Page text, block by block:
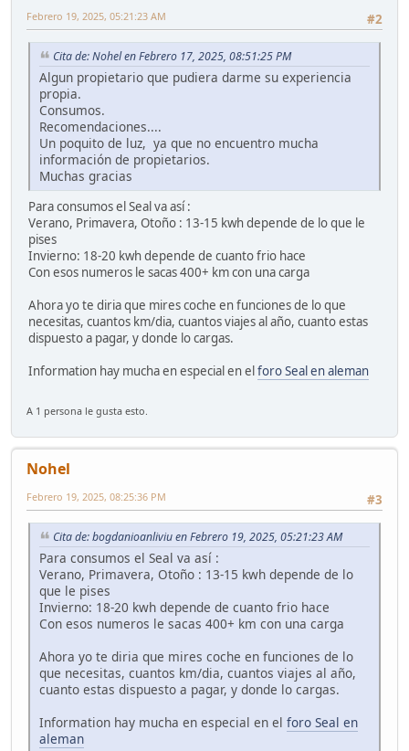
#2
Febrero 19, 2025, 05:21:23 AM
Cita de: Nohel en Febrero 17, 2025, 08:51:25 PM
Algun propietario que pudiera darme su experiencia
propia.
Consumos.
Recomendaciones....
Un poquito de luz, ya que no encuentro mucha
información de propietarios.
Muchas gracias
Para consumos el Seal va así :
Verano, Primavera, Otoño : 13-15 kwh depende de lo que le
pises
Invierno: 18-20 kwh depende de cuanto frio hace
Con esos numeros le sacas 400+ km con una carga
Ahora yo te diria que mires coche en funciones de lo que
necesitas, cuantos km/dia, cuantos viajes al año, cuanto estas
dispuesto a pagar, y donde lo cargas.
Information hay mucha en especial en elforo Seal en aleman
A 1 persona le gusta esto.
Nohel
#3
Febrero 19, 2025, 08:25:36 PM
Cita de: bogdanioanliviu en Febrero 19, 2025, 05:21:23 AM
Para consumos el Seal va así :
Verano, Primavera, Otoño : 13-15 kwh depende de lo
que le pises
Invierno: 18-20 kwh depende de cuanto frio hace
Con esos numeros le sacas 400+ km con una carga
Ahora yo te diria que mires coche en funciones de lo
que necesitas, cuantos km/dia, cuantos viajes al año,
cuanto estas dispuesto a pagar, y donde lo cargas.
Information hay mucha en especial en el foro Seal en
aleman